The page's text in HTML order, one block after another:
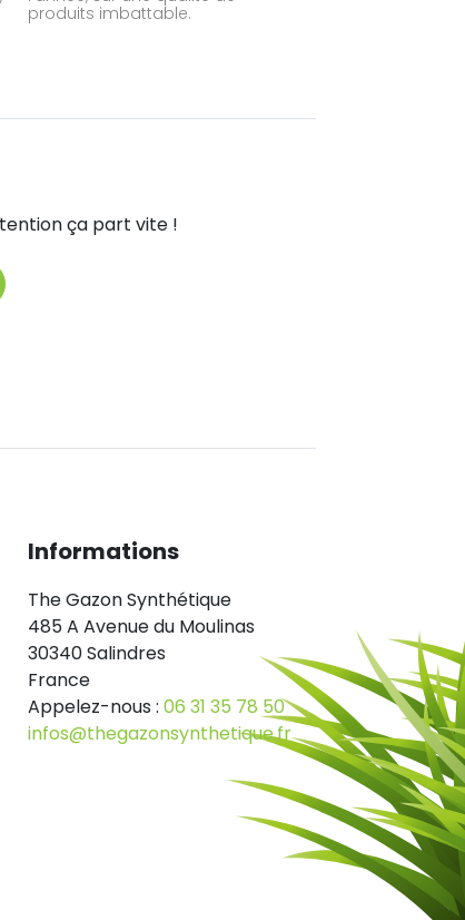
produits imbattable.
ça part vite !
Informations
The Gazon Synthétique
485 A Avenue du Moulinas
30340 Salindres
France
Appelez-nous : 06 31 35 78 50
infos@thegazonsynthetique.fr